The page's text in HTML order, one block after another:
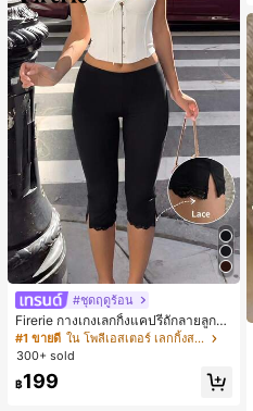
#ชุดฤดูร้อน
Firerie กางเกงเลกกิ้งแคปรีถักลายลูกไม้
สีดำหรูหราสำหรับผู้หญิง อเนกประสงค์
สำหรับกีฬา แฟชั่น ชายหาด เทศกาลด
#1 ขายดี
ใน โพลีเอสเตอร์ เลกกิ้งสตรี
300+ sold
฿199